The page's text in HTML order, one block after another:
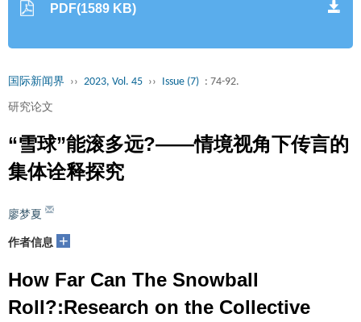
PDF(1589 KB)
国际新闻界 ›› 2023, Vol. 45 ›› Issue (7) : 74-92.
研究论文
“雪球”能滚多远?——情境视角下传言的
集体诠释探究
廖梦夏
作者信息 +
How Far Can The Snowball
Roll?:Research on the Collective